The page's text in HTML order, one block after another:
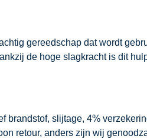
gereedschap dat wordt
de hoge slagkracht is dit
brandstof, slijtage, 4%
retour, anders zijn wij